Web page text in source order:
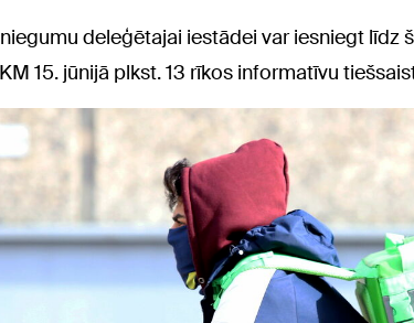
deleģētajai iestādei var iesniegt līdz
15. jūnijā plkst. 13 rīkos informatīvu